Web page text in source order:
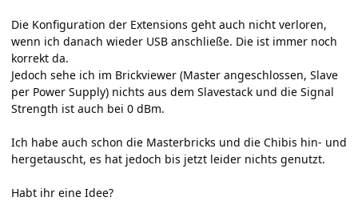
Die Konfiguration der Extensions geht auch nicht verloren,
wenn ich danach wieder USB anschließe. Die ist immer noch
korrekt da.
Jedoch sehe ich im Brickviewer (Master angeschlossen, Slave
per Power Supply) nichts aus dem Slavestack und die Signal
Strength ist auch bei 0 dBm.
Ich habe auch schon die Masterbricks und die Chibis hin- und
hergetauscht, es hat jedoch bis jetzt leider nichts genutzt.
Habt ihr eine Idee?